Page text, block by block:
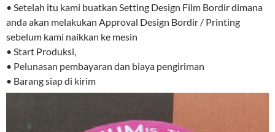
• Setelah itu kami buatkan Setting Design Film Bordir dimana
anda akan melakukan Approval Design Bordir / Printing
sebelum kami naikkan ke mesin
• Start Produksi,
• Pelunasan pembayaran dan biaya pengiriman
• Barang siap di kirim